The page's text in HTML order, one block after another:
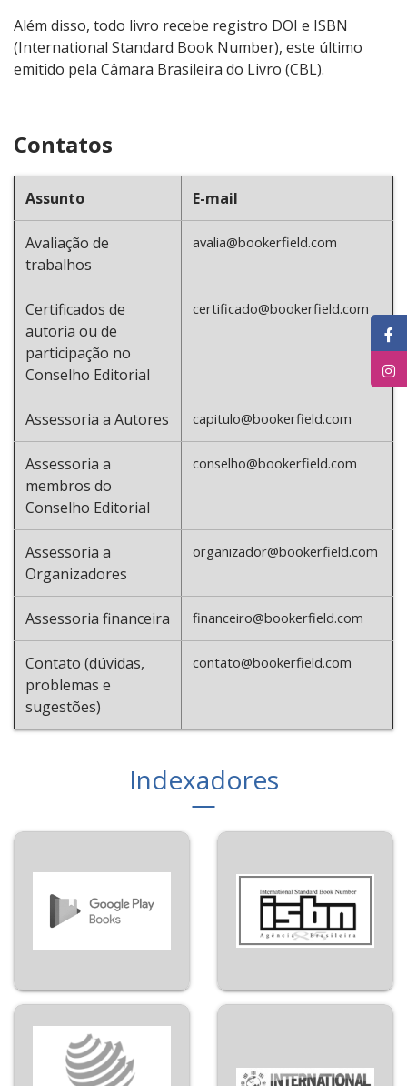
Além disso, todo livro recebe registro DOI e ISBN
(International Standard Book Number), este último
emitido pela Câmara Brasileira do Livro (CBL).
Contatos
Assunto E-mail
Avaliação de
trabalhos
avalia@bookerfield.com
Certificados de
autoria ou de
participação no
Conselho Editorial
certificado@bookerfield.com
Assessoria a Autores capitulo@bookerfield.com
Assessoria a
membros do
Conselho Editorial
conselho@bookerfield.com
Assessoria a
Organizadores
organizador@bookerfield.com
Assessoria financeira financeiro@bookerfield.com
Contato (dúvidas,
problemas e
sugestões)
contato@bookerfield.com
Indexadores